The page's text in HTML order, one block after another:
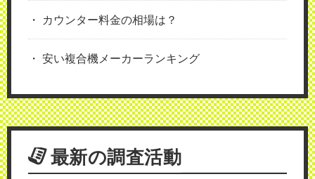
カウンター料金の相場は？
安い複合機メーカーランキング
最新の調査活動